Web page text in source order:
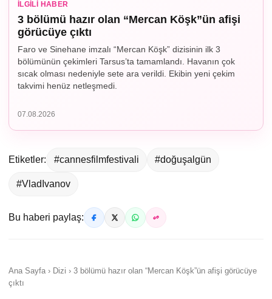
İLGILI HABER
3 bölümü hazır olan “Mercan Köşk”ün afişi
görücüye çıktı
Faro ve Sinehane imzalı “Mercan Köşk” dizisinin ilk 3
bölümünün çekimleri Tarsus’ta tamamlandı. Havanın çok
sıcak olması nedeniyle sete ara verildi. Ekibin yeni çekim
takvimi henüz netleşmedi.
07.08.2026
Etiketler: #cannesfilmfestivali #doğuşalgün
#VladIvanov
Bu haberi paylaş:
Ana Sayfa › Dizi › 3 bölümü hazır olan “Mercan Köşk”ün afişi görücüye
çıktı